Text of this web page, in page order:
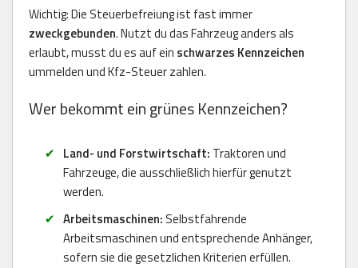
Wichtig: Die Steuerbefreiung ist fast immer
zweckgebunden. Nutzt du das Fahrzeug anders als
erlaubt, musst du es auf ein schwarzes Kennzeichen
ummelden und Kfz-Steuer zahlen.
Wer bekommt ein grünes Kennzeichen?
Land- und Forstwirtschaft: Traktoren und
Fahrzeuge, die ausschließlich hierfür genutzt
werden.
Arbeitsmaschinen: Selbstfahrende
Arbeitsmaschinen und entsprechende Anhänger,
sofern sie die gesetzlichen Kriterien erfüllen.